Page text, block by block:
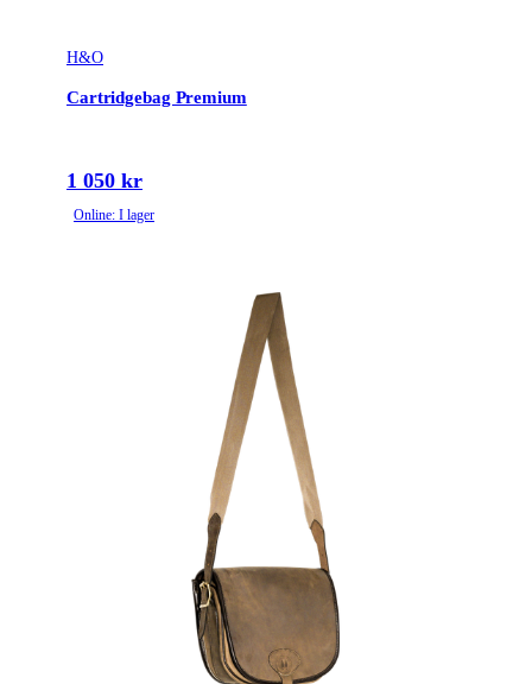
H&O
Cartridgebag Premium
1 050 kr
Online: I lager